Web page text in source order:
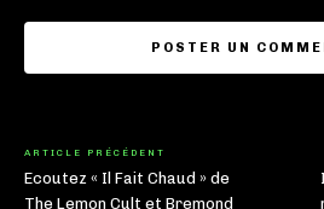
ARTICLE PRÉCÉDENT
Ecoutez « Il Fait Chaud » de
The Lemon Cult et Bremond